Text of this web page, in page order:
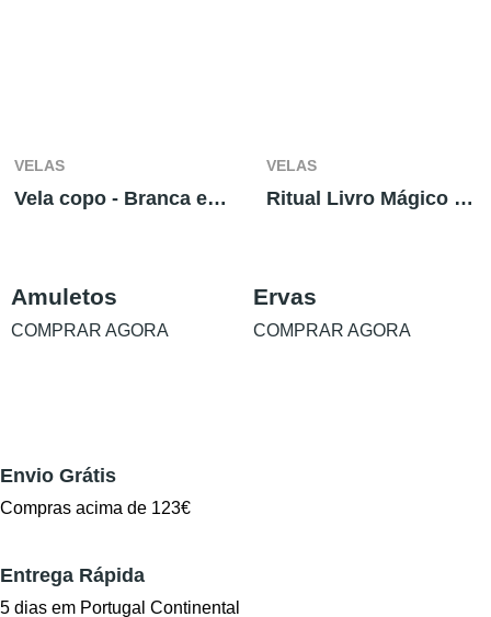
VELAS
Vela copo - Branca e Azul
VELAS
Ritual Livro Mágico São Cipriano
Amuletos
COMPRAR AGORA
Ervas
COMPRAR AGORA
Envio Grátis
Compras acima de 123€
Entrega Rápida
5 dias em Portugal Continental